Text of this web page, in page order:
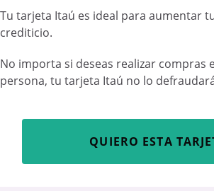
Tu tarjeta Itaú es ideal para aumentar
crediticio.
No importa si deseas realizar compras
persona, tu tarjeta Itaú no lo
QUIERO ESTA